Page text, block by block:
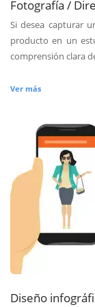
Fotografía /
Si desea capturar
producto en un
comprensión clara
Ver más
Diseño